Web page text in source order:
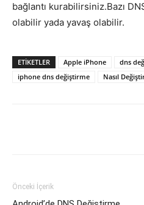
bağlantı kurabilirsiniz.Bazı
olabilir yada yavaş olabilir.
ETIKETLER Apple iPhone dns
iphone dns değiştirme
Nasıl
Önceki İçerik